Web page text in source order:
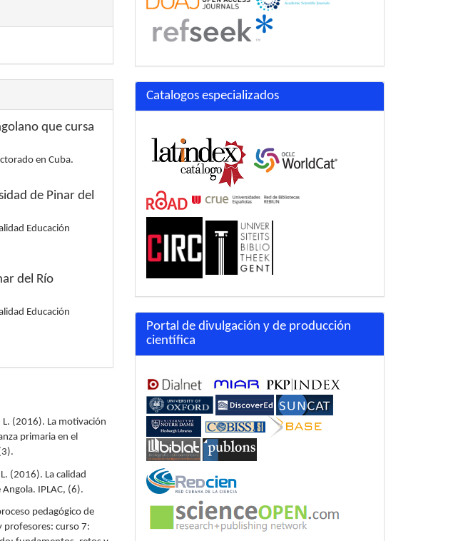
que cursa
en Cuba.
de Pinar del
Educación
del Río
Educación
L. (2016). La motivación
primaria en el
(2016). La calidad
IPLAC, (6).
pedagógico de
profesores: curso 7:
Catalogos especializados
Portal de divulgación y de producción
científica